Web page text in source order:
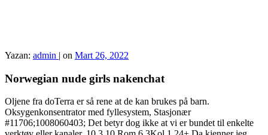
Yazan: admin | on Mart 26, 2022
Norwegian nude girls nakenchat
Oljene fra doTerra er så rene at de kan brukes på barn.
Oksygenkonsentrator med fyllesystem, Stasjonær
#11706;1008060403; Det betyr dog ikke at vi er bundet til enkelte